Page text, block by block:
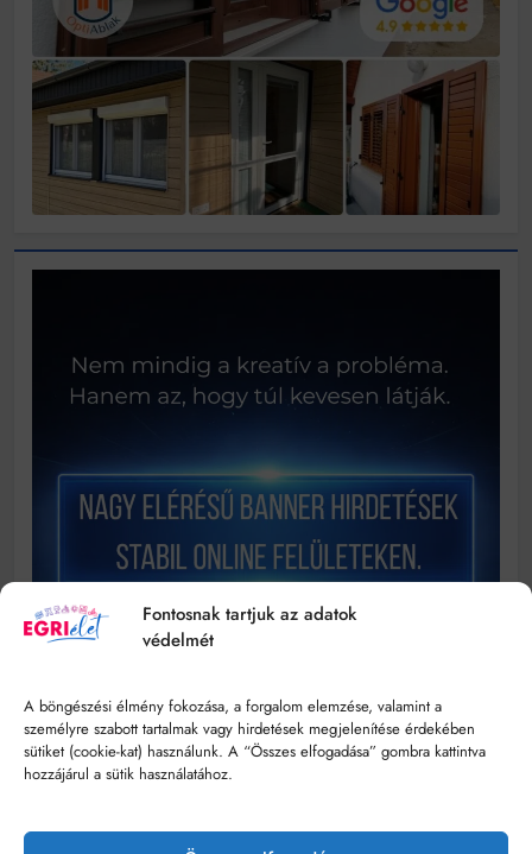
Fontosnak tartjuk az adatok
védelmét
A böngészési élmény fokozása, a forgalom elemzése, valamint a
személyre szabott tartalmak vagy hirdetések megjelenítése érdekében
sütiket (cookie-kat) használunk. A “Összes elfogadása” gombra kattintva
hozzájárul a sütik használatához.